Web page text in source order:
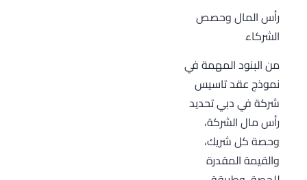
رأس المال وحصص
الشركاء
من البنود المهمة في
نموذج عقد تاسيس
شركة في دبي تحديد
رأس مال الشركة،
وحصة كل شريك،
والقيمة المقدرة